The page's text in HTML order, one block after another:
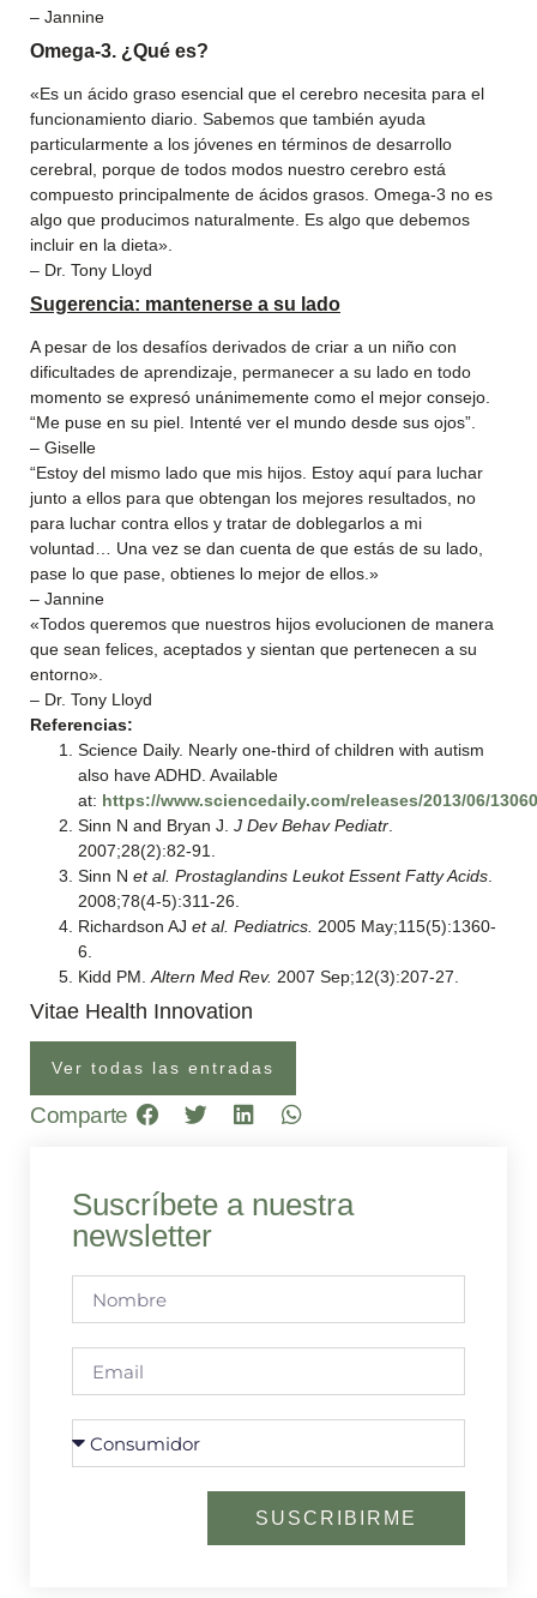
– Jannine
Omega-3. ¿Qué es?
«Es un ácido graso esencial que el cerebro necesita para el
funcionamiento diario. Sabemos que también ayuda
particularmente a los jóvenes en términos de desarrollo
cerebral, porque de todos modos nuestro cerebro está
compuesto principalmente de ácidos grasos. Omega-3 no es
algo que producimos naturalmente. Es algo que debemos
incluir en la dieta».
– Dr. Tony Lloyd
Sugerencia: mantenerse a su lado
A pesar de los desafíos derivados de criar a un niño con
dificultades de aprendizaje, permanecer a su lado en todo
momento se expresó unánimemente como el mejor consejo.
“Me puse en su piel. Intenté ver el mundo desde sus ojos”.
– Giselle
“Estoy del mismo lado que mis hijos. Estoy aquí para luchar
junto a ellos para que obtengan los mejores resultados, no
para luchar contra ellos y tratar de doblegarlos a mi
voluntad… Una vez se dan cuenta de que estás de su lado,
pase lo que pase, obtienes lo mejor de ellos.»
– Jannine
«Todos queremos que nuestros hijos evolucionen de manera
que sean felices, aceptados y sientan que pertenecen a su
entorno».
– Dr. Tony Lloyd
Referencias:
Science Daily. Nearly one-third of children with autism
also have ADHD. Available
at: https://www.sciencedaily.com/releases/2013/06/
Sinn N and Bryan J. J Dev Behav Pediatr
2007;28(2):82-91.
Sinn N et al. Prostaglandins Leukot Essent Fatty Acids
2008;78(4-5):311-26.
Richardson AJ et al. Pediatrics. 2005 May;115(5):1360-
6.
Kidd PM. Altern Med Rev. 2007 Sep;12(3):207-27.
Vitae Health Innovation
Ver todas las entradas
Comparte
Suscríbete a nuestra
newsletter
SUSCRIBIRME